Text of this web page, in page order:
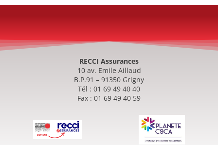
RECCI Assurances
10 av. Emile Aillaud
B.P.91 – 91350 Grigny
Tél : 01 69 49 40 40
Fax : 01 69 49 40 59